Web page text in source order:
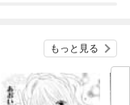
もっと見る